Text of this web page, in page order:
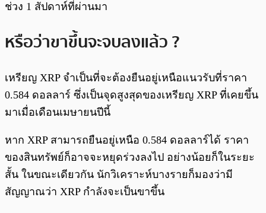
ช่วง 1 สัปดาห์ที่ผ่านมา
หรือว่าขาขึ้นจะจบลงแล้ว ?
เหรียญ XRP จำเป็นที่จะต้องยืนอยู่เหนือแนวรับที่ราคา
0.584 ดอลลาร์ ซึ่งเป็นจุดสูงสุดของเหรียญ XRP ที่เคยขึ้น
มาเมื่อเดือนเมษายนปีนี้
หาก XRP สามารถยืนอยู่เหนือ 0.584 ดอลลาร์ได้ ราคา
ของสินทรัพย์ก็อาจจะหยุดร่วงลงไป อย่างน้อยก็ในระยะ
สั้น ในขณะเดียวกัน นักวิเคราะห์บางรายก็มองว่ามี
สัญญาณว่า XRP กำลังจะเป็นขาขึ้น